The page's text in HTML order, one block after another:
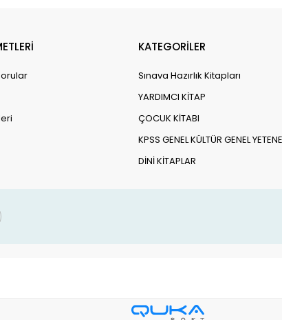
KATEGORİLER
Sınava Hazırlık Kitapları
YARDIMCI KİTAP
ÇOCUK KİTABI
KPSS GENEL KÜLTÜR GENEL
DİNİ KİTAPLAR